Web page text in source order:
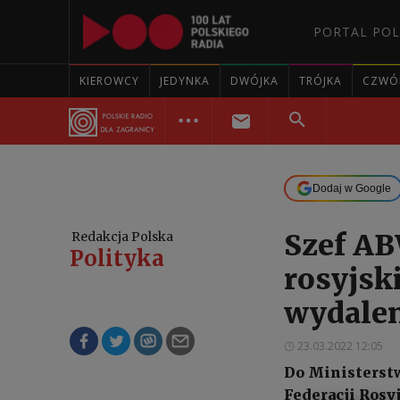
PORTAL
KIEROWCY JEDYNKA DWÓJKA TRÓJKA
Dodaj w Google
Redakcja Polska
Polityka
Szef
23.03.2022 12:05
Do
Federacji